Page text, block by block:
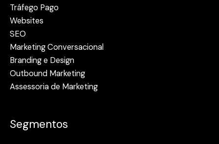
Tráfego Pago
Websites
SEO
Marketing Conversacional
Branding e Design
Outbound Marketing
Assessoria de Marketing
Segmentos